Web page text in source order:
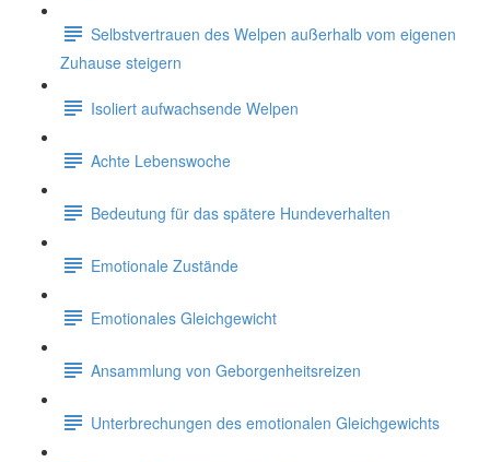
Selbstvertrauen des Welpen außerhalb vom eigenen
Zuhause steigern
Isoliert aufwachsende Welpen
Achte Lebenswoche
Bedeutung für das spätere Hundeverhalten
Emotionale Zustände
Emotionales Gleichgewicht
Ansammlung von Geborgenheitsreizen
Unterbrechungen des emotionalen Gleichgewichts